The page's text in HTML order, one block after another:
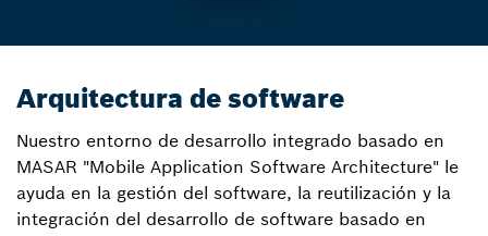
Arquitectura de software
Nuestro entorno de desarrollo integrado basado en
MASAR "Mobile Application Software Architecture" le
ayuda en la gestión del software, la reutilización y la
integración del desarrollo de software basado en